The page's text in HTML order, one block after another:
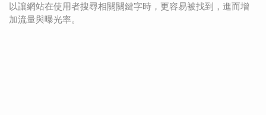
以讓網站在使用者搜尋相關關鍵字時，更容易被找到，進而增
加流量與曝光率。